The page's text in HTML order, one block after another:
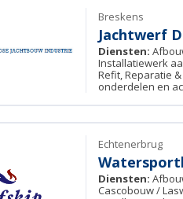
Breskens
Jachtwerf
Diensten:
Installatiewerk
Refit, Reparatie
onderdelen en
Echtenerbrug
Diensten:
Cascobouw /